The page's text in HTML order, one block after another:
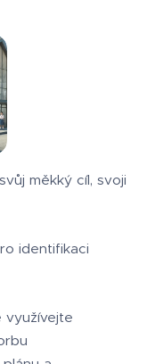
měkký cíl, svoji
identifikaci
využívejte